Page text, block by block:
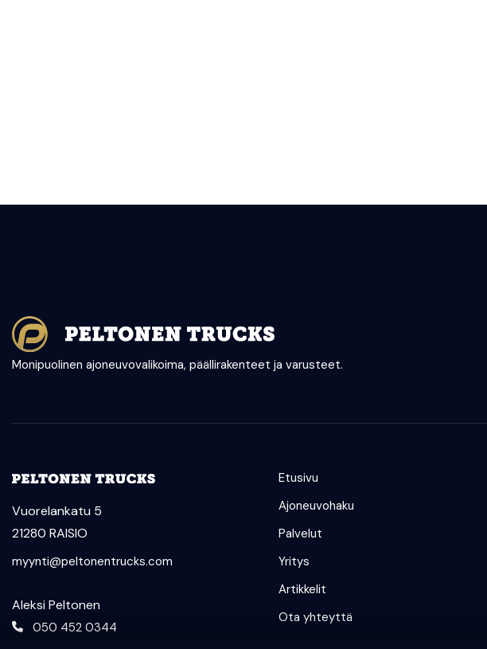
Monipuolinen ajoneuvovalikoima, päällirakenteet ja varusteet.
Vuorelankatu 5
21280 RAISIO
myynti@peltonentrucks.com
Aleksi Peltonen
050 452 0344
Etusivu
Ajoneuvohaku
Palvelut
Yritys
Artikkelit
Ota yhteyttä